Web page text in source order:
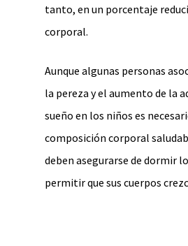
tanto, en un porcentaje
corporal.
Aunque algunas personas
la pereza y el aumento de la
sueño en los niños es
composición corporal
deben asegurarse de dormir
permitir que sus cuerpos